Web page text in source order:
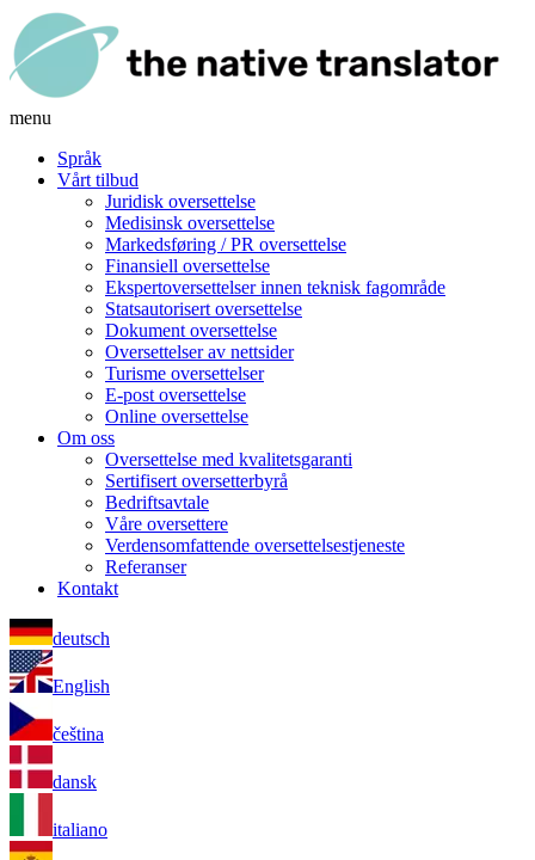
menu
Språk
Vårt tilbud
Juridisk oversettelse
Medisinsk oversettelse
Markedsføring / PR oversettelse
Finansiell oversettelse
Ekspertoversettelser innen teknisk fagområde
Statsautorisert oversettelse
Dokument oversettelse
Oversettelser av nettsider
Turisme oversettelser
E-post oversettelse
Online oversettelse
Om oss
Oversettelse med kvalitetsgaranti
Sertifisert oversetterbyrå
Bedriftsavtale
Våre oversettere
Verdensomfattende oversettelsestjeneste
Referanser
Kontakt
deutsch
English
čeština
dansk
italiano